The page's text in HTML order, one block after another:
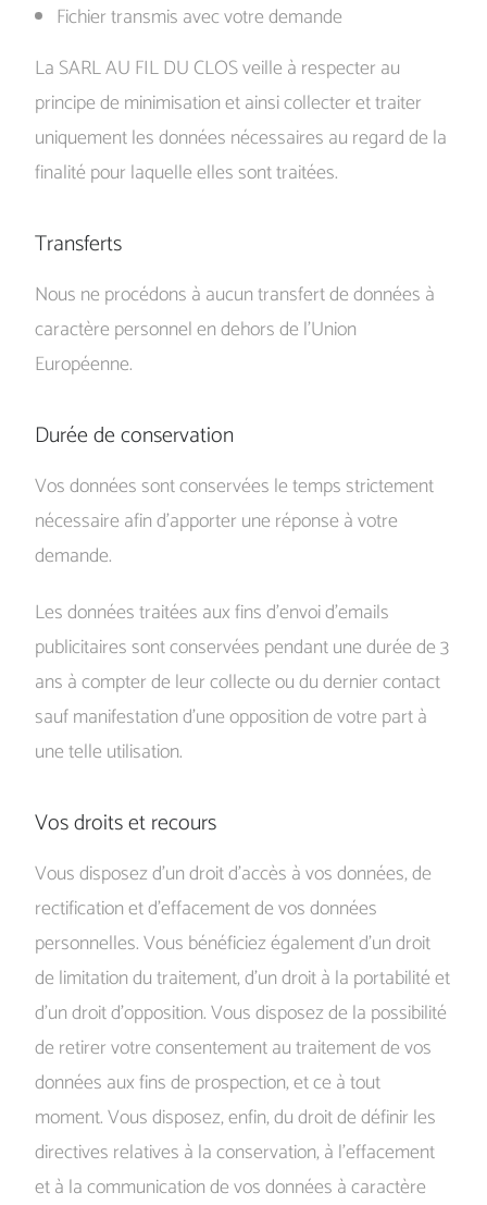
Fichier transmis avec votre demande
La SARL AU FIL DU CLOS veille à respecter au
principe de minimisation et ainsi collecter et traiter
uniquement les données nécessaires au regard de la
finalité pour laquelle elles sont traitées.
Transferts
Nous ne procédons à aucun transfert de données à
caractère personnel en dehors de l’Union
Européenne.
Durée de conservation
Vos données sont conservées le temps strictement
nécessaire afin d’apporter une réponse à votre
demande.
Les données traitées aux fins d’envoi d’emails
publicitaires sont conservées pendant une durée de 3
ans à compter de leur collecte ou du dernier contact
sauf manifestation d’une opposition de votre part à
une telle utilisation.
Vos droits et recours
Vous disposez d’un droit d’accès à vos données, de
rectification et d’effacement de vos données
personnelles. Vous bénéficiez également d’un droit
de limitation du traitement, d’un droit à la portabilité et
d’un droit d’opposition. Vous disposez de la possibilité
de retirer votre consentement au traitement de vos
données aux fins de prospection, et ce à tout
moment. Vous disposez, enfin, du droit de définir les
directives relatives à la conservation, à l’effacement
et à la communication de vos données à caractère